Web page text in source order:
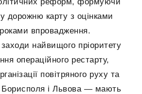
дорожню карту з оцінками
впровадження.
найвищого пріоритету
операційного рестарту,
повітряного руху та
Борисполя і Львова — мають